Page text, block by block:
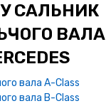
САЛЬНИК
ВАЛА
вала A-Class
вала B-Class